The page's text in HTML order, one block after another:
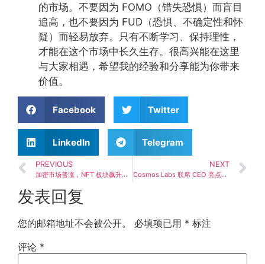
的市场。不要因为 FOMO（错失恐惧）而盲目
追高，也不要因为 FUD（恐惧、不确定性和怀
疑）而轻易放弃。只有不断学习、保持理性，
才能在这个市场中长久生存。很高兴能在这里
与大家相遇，希望我的经验和分享能为你带来
价值。
Facebook Twitter
LinkedIn Telegram
PREVIOUS
加密市场普涨，NFT 板块飙升超 7%，BTC 突破 61,000 美元
NEXT
Cosmos Labs 联席 CEO 亮点解读：dYdX 进军 RWA，理性之选，ATOM 影响微乎其微
发表回复
您的邮箱地址不会被公开。 必填项已用 * 标注
评论 *